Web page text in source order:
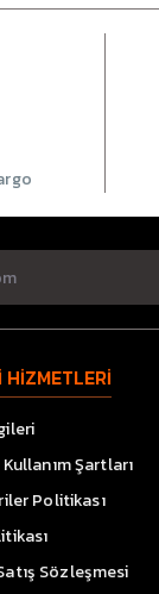
HİZMETLERİ
Şartları
Politikası
Sözleşmesi